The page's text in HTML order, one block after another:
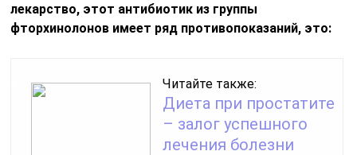
лекарство, этот антибиотик из группы
фторхинолонов имеет ряд противопоказаний, это:
Читайте также:
Диета при простатите
– залог успешного
лечения болезни